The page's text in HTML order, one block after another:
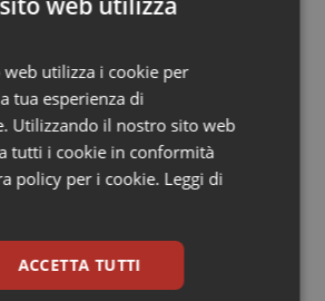
impianti
interessarti in
vaccinazione gratuita in
utilizza i cookie per
tua esperienza di
Utilizzando il nostro sito web
tutti i cookie in conformità
policy per i cookie. Leggi di
ACCETTA TUTTI